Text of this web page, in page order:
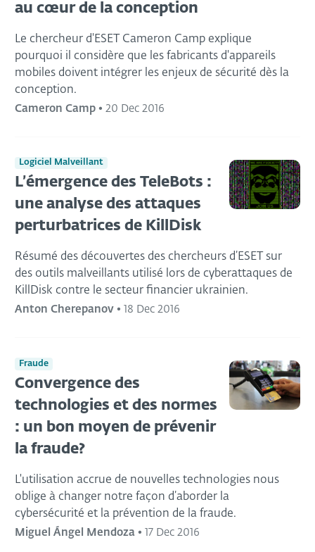
au cœur de la conception
Le chercheur d'ESET Cameron Camp explique
pourquoi il considère que les fabricants d'appareils
mobiles doivent intégrer les enjeux de sécurité dès la
conception.
Cameron Camp • 20 Dec 2016
Logiciel Malveillant
L’émergence des TeleBots :
une analyse des attaques
perturbatrices de KillDisk
Résumé des découvertes des chercheurs d’ESET sur
des outils malveillants utilisé lors de cyberattaques de
KillDisk contre le secteur financier ukrainien.
Anton Cherepanov • 18 Dec 2016
Fraude
Convergence des
technologies et des normes
: un bon moyen de prévenir
la fraude?
L'utilisation accrue de nouvelles technologies nous
oblige à changer notre façon d’aborder la
cybersécurité et la prévention de la fraude.
Miguel Ángel Mendoza • 17 Dec 2016